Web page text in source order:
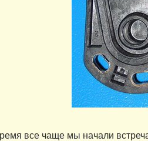
все чаще мы начали